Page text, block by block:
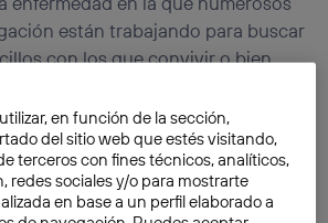
están trabajando para buscar
con los que convivir o bien
de la enfermedad, servicios y
para lamonitorización remota
investigaciones concélulas
enfermedad se pueda erradicar
en función de la sección,
del sitio web que estés visitando,
terceros con fines técnicos, analíticos,
redes sociales y/o para mostrarte
en base a un perfil elaborado a